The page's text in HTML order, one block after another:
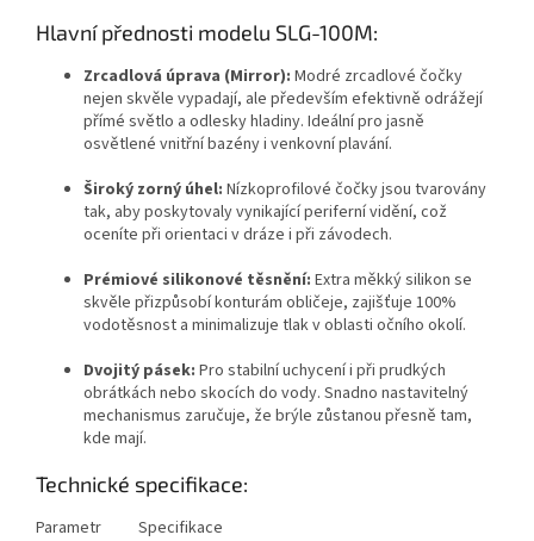
Hlavní přednosti modelu SLG-100M:
Zrcadlová úprava (Mirror): Modré zrcadlové čočky
nejen skvěle vypadají, ale především efektivně odrážejí
přímé světlo a odlesky hladiny. Ideální pro jasně
osvětlené vnitřní bazény i venkovní plavání.
Široký zorný úhel: Nízkoprofilové čočky jsou tvarovány
tak, aby poskytovaly vynikající periferní vidění, což
oceníte při orientaci v dráze i při závodech.
Prémiové silikonové těsnění: Extra měkký silikon se
skvěle přizpůsobí konturám obličeje, zajišťuje 100%
vodotěsnost a minimalizuje tlak v oblasti očního okolí.
Dvojitý pásek: Pro stabilní uchycení i při prudkých
obrátkách nebo skocích do vody. Snadno nastavitelný
mechanismus zaručuje, že brýle zůstanou přesně tam,
kde mají.
Technické specifikace:
Parametr
Specifikace